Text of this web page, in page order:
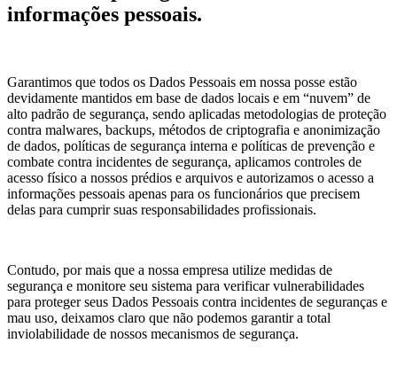
informações pessoais.
Garantimos que todos os Dados Pessoais em nossa posse estão
devidamente mantidos em base de dados locais e em “nuvem” de
alto padrão de segurança, sendo aplicadas metodologias de proteção
contra malwares, backups, métodos de criptografia e anonimização
de dados, políticas de segurança interna e políticas de prevenção e
combate contra incidentes de segurança, aplicamos controles de
acesso físico a nossos prédios e arquivos e autorizamos o acesso a
informações pessoais apenas para os funcionários que precisem
delas para cumprir suas responsabilidades profissionais.
Contudo, por mais que a nossa empresa utilize medidas de
segurança e monitore seu sistema para verificar vulnerabilidades
para proteger seus Dados Pessoais contra incidentes de seguranças e
mau uso, deixamos claro que não podemos garantir a total
inviolabilidade de nossos mecanismos de segurança.